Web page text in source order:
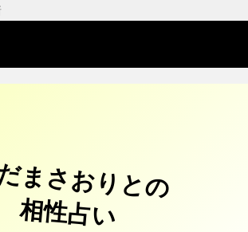
まさおりとの
相性占い